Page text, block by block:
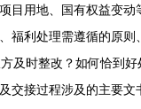
目用地、国有权益变
福利处理需遵循的原
及时整改？如何恰到
交接过程涉及的主要文